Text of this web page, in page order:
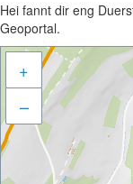
Hei fannt dir eng
Geoportal.
+
–